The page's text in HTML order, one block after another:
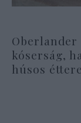
Oberlander
kóserság,
húsos